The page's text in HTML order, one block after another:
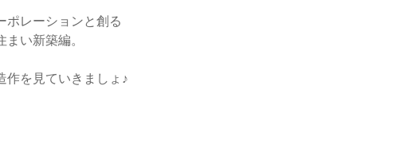
ポレーションと創る
まい新築編。
作を見ていきましょ♪